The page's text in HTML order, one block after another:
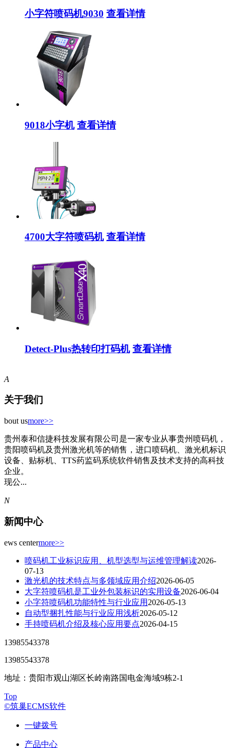
小字符喷码机9030 查看详情
9018小字机 查看详情
4700大字符喷码机 查看详情
Detect-Plus热转印打码机 查看详情
A
关于我们
bout usmore>>
贵州泰和信捷科技发展有限公司是一家专业从事贵州喷码机，
贵阳喷码机及贵州激光机等的销售，进口喷码机、激光机标识
设备、贴标机、TTS药监码系统软件销售及技术支持的高科技
企业。
现公...
N
新闻中心
ews centermore>>
喷码机工业标识应用、机型选型与运维管理解读2026-
07-13
激光机的技术特点与多领域应用介绍2026-06-05
大字符喷码机是工业外包装标识的实用设备2026-06-04
小字符喷码机功能特性与行业应用 2026-05-13
自动型捆扎性能与行业应用浅析2026-05-12
手持喷码机介绍及核心应用要点2026-04-15
13985543378
13985543378
地址：贵阳市观山湖区长岭南路国电金海域9栋2-1
Top
©筑巢ECMS软件
一键拨号
产品中心